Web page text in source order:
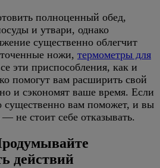
полноценный обед,
и утвари, однако
существенно облегчит
ножи, термометры для
эти приспособления, как и
помогут вам расширить свой
и сэкономят ваше время. Если
существенно вам поможет, и вы
не стоит себе отказывать.
действий